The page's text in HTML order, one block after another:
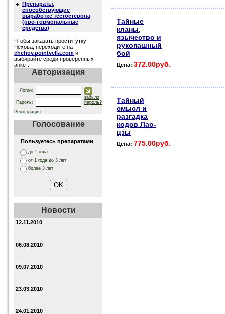
Препараты,
способствующие
выработке тестостерона
(про-гормональные
средства)
Чтобы заказать проститутку
Чехова, переходите на
chehov.pointvella.com и
выбирайте среди проверенных
анкет.
Авторизация
Логин:
Пароль:
забыли
пароль?
Регистрация
Голосование
Пользуетесь препаратами
до 1 года
от 1 года до 3 лет
более 3 лет
Новости
12.11.2010
06.08.2010
09.07.2010
23.03.2010
24.01.2010
Тайные
кланы,
язычество и
рукопашный
бой
Цена: 372.00руб.
Тайный
смысл и
разгадка
кодов Лао-
цзы
Цена: 775.00руб.